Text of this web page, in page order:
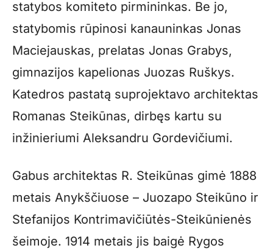
statybos komiteto pirmininkas. Be jo,
statybomis rūpinosi kanauninkas Jonas
Maciejauskas, prelatas Jonas Grabys,
gimnazijos kapelionas Juozas Ruškys.
Katedros pastatą suprojektavo architektas
Romanas Steikūnas, dirbęs kartu su
inžinieriumi Aleksandru Gordevičiumi.
Gabus architektas R. Steikūnas gimė 1888
metais Anykščiuose – Juozapo Steikūno ir
Stefanijos Kontrimavičiūtės-Steikūnienės
šeimoje. 1914 metais jis baigė Rygos